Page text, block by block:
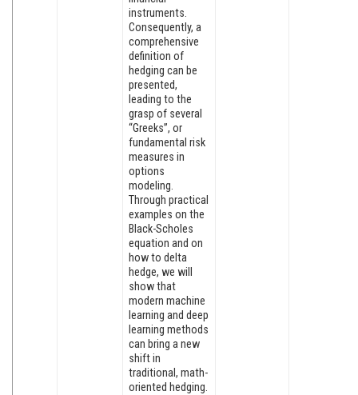
instruments.
Consequently, a
comprehensive
definition of
hedging can be
presented,
leading to the
grasp of several
“Greeks”, or
fundamental risk
measures in
options
modeling.
Through practical
examples on the
Black-Scholes
equation and on
how to delta
hedge, we will
show that
modern machine
learning and deep
learning methods
can bring a new
shift in
traditional, math-
oriented hedging.